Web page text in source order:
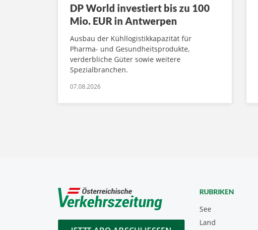
DP World investiert bis zu 100
Mio. EUR in Antwerpen
Ausbau der Kühllogistikkapazität für
Pharma- und Gesundheitsprodukte,
verderbliche Güter sowie weitere
Spezialbranchen.
07.08.2026
RUBRIKEN
See
Land